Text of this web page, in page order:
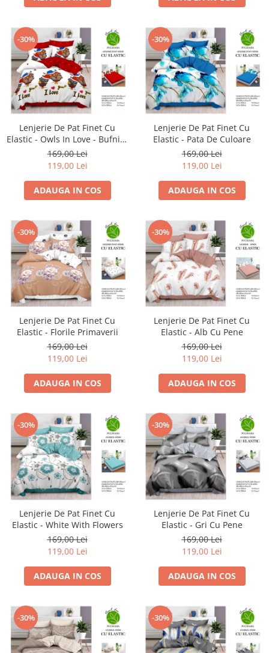
-30%
Lenjerie De Pat Finet Cu
Elastic - Owls In Love - Bufnite
Indragostite
169,00 Lei
119,00 Lei
ADAUGA IN COS
-30%
Lenjerie De Pat Finet Cu
Elastic - Pata De Culoare
169,00 Lei
119,00 Lei
ADAUGA IN COS
-30%
Lenjerie De Pat Finet Cu
Elastic - Florile Primaverii
169,00 Lei
119,00 Lei
ADAUGA IN COS
-30%
Lenjerie De Pat Finet Cu
Elastic - Alb Cu Pene
169,00 Lei
119,00 Lei
ADAUGA IN COS
-30%
Lenjerie De Pat Finet Cu
Elastic - White With Flowers
169,00 Lei
119,00 Lei
ADAUGA IN COS
-30%
Lenjerie De Pat Finet Cu
Elastic - Gri Cu Pene
169,00 Lei
119,00 Lei
ADAUGA IN COS
-30% -30%